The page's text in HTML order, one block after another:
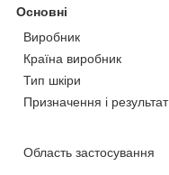
Основні
Виробник
Країна виробник
Тип шкіри
Призначення і результат
Область застосування